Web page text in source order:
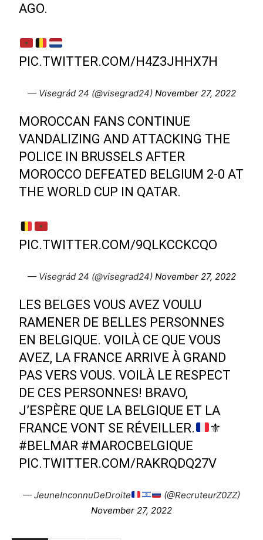
AGO.
PIC.TWITTER.COM/H4Z3JHHX7H
— Visegrád 24 (@visegrad24) November 27, 2022
MOROCCAN FANS CONTINUE
VANDALIZING AND ATTACKING THE
POLICE IN BRUSSELS AFTER
MOROCCO DEFEATED BELGIUM 2-0 AT
THE WORLD CUP IN QATAR.
PIC.TWITTER.COM/9QLKCCKCQO
— Visegrád 24 (@visegrad24) November 27, 2022
LES BELGES VOUS AVEZ VOULU
RAMENER DE BELLES PERSONNES
EN BELGIQUE. VOILÀ CE QUE VOUS
AVEZ, LA FRANCE ARRIVE À GRAND
PAS VERS VOUS. VOILÀ LE RESPECT
DE CES PERSONNES! BRAVO,
J’ESPÈRE QUE LA BELGIQUE ET LA
FRANCE VONT SE RÉVEILLER.
⚜️
#BELMAR #MAROCBELGIQUE
PIC.TWITTER.COM/RAKRQDQ27V
— JeuneInconnuDeDroite
(@RecruteurZ0ZZ)
November 27, 2022